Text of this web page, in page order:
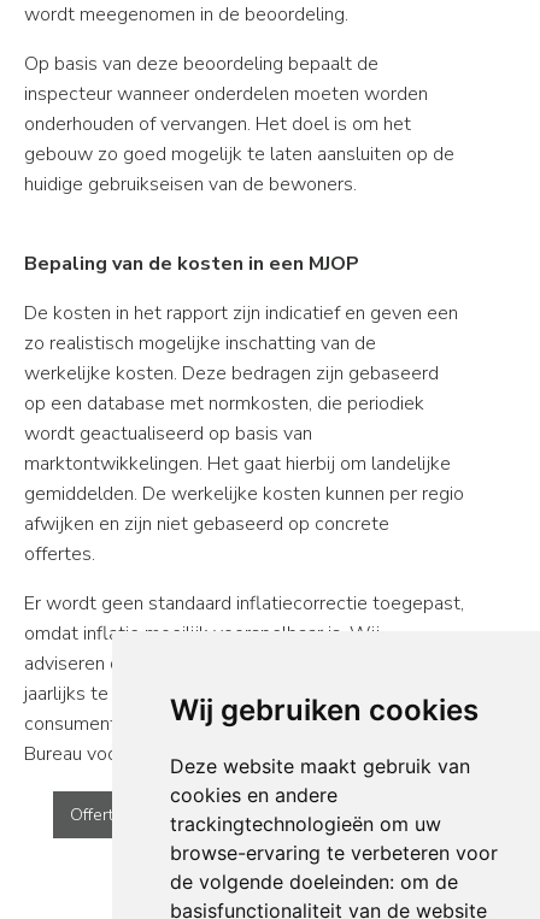
Wij gebruiken cookies
Deze website maakt gebruik van
cookies en andere
trackingtechnologieën om uw
browse-ervaring te verbeteren voor
de volgende doeleinden: om de
basisfunctionaliteit van de website
wordt meegenomen in de beoordeling.
Op basis van deze beoordeling bepaalt de
inspecteur wanneer onderdelen moeten worden
onderhouden of vervangen. Het doel is om het
gebouw zo goed mogelijk te laten aansluiten op de
huidige gebruikseisen van de bewoners.
Bepaling van de kosten in een MJOP
De kosten in het rapport zijn indicatief en geven een
zo realistisch mogelijke inschatting van de
werkelijke kosten. Deze bedragen zijn gebaseerd
op een database met normkosten, die periodiek
wordt geactualiseerd op basis van
marktontwikkelingen. Het gaat hierbij om landelijke
gemiddelden. De werkelijke kosten kunnen per regio
afwijken en zijn niet gebaseerd op concrete
offertes.
Er wordt geen standaard inflatiecorrectie toegepast,
omdat inflatie moeilijk voorspelbaar is. Wij
adviseren daarom om de onderhoudsreservering
jaarlijks te indexeren op basis van de
consumentenprijsindex (CPI) van het Centraal
Bureau voor de Statistiek.
Offerte aanvraag opstellen van MJOP of BOP